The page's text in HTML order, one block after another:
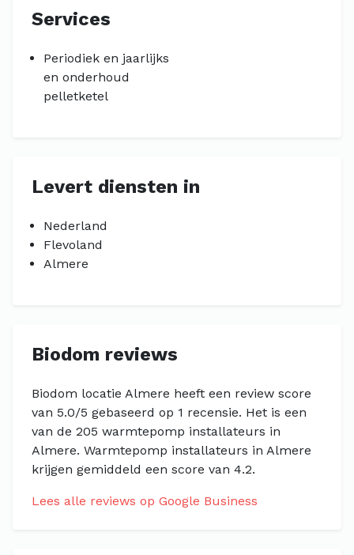
Services
Periodiek en jaarlijks
en onderhoud
pelletketel
Levert diensten in
Nederland
Flevoland
Almere
Biodom reviews
Biodom locatie Almere heeft een review score
van 5.0/5 gebaseerd op 1 recensie. Het is een
van de 205 warmtepomp installateurs in
Almere. Warmtepomp installateurs in Almere
krijgen gemiddeld een score van 4.2.
Lees alle reviews op Google Business